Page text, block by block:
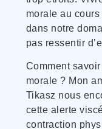
morale au
dans notre
pas ressentir
Comment
morale ? Mon
Tikasz nous
cette alerte
contraction